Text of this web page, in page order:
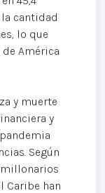
cantidad
lo que
América
y muerte
y
Según
Caribe han